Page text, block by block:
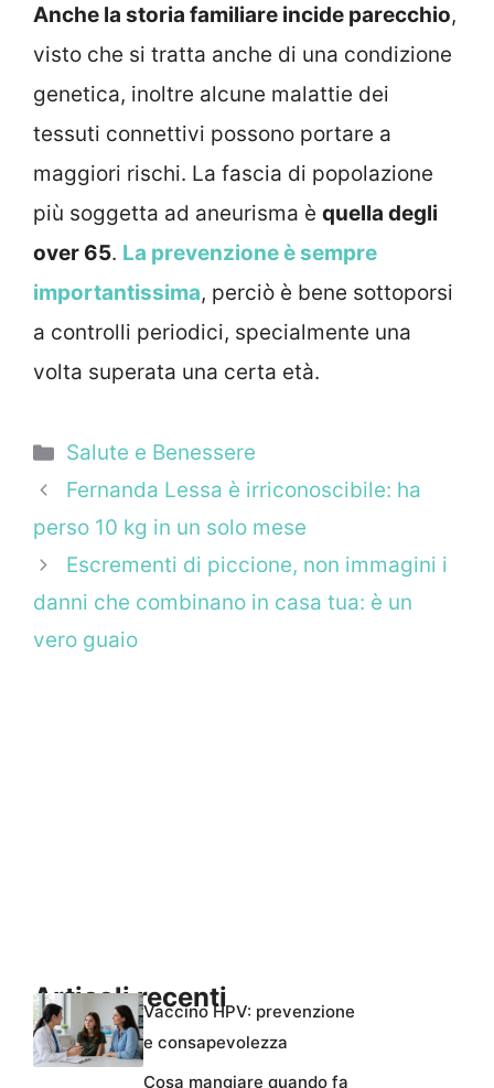
Anche la storia familiare incide parecchio,
visto che si tratta anche di una condizione
genetica, inoltre alcune malattie dei
tessuti connettivi possono portare a
maggiori rischi. La fascia di popolazione
più soggetta ad aneurisma è quella degli
over 65. La prevenzione è sempre
importantissima, perciò è bene sottoporsi
a controlli periodici, specialmente una
volta superata una certa età.
Categorie
Salute e Benessere
Fernanda Lessa è irriconoscibile: ha
perso 10 kg in un solo mese
Escrementi di piccione, non immagini i
danni che combinano in casa tua: è un
vero guaio
Articoli recentiVaccino HPV: prevenzione
e consapevolezza
Cosa mangiare quando fa